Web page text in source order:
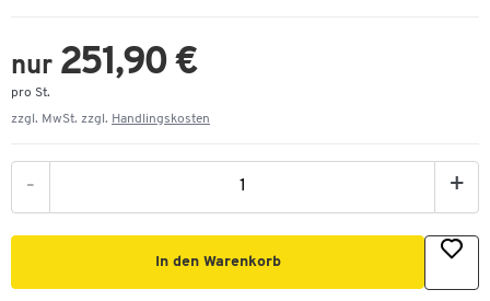
nur 251,90 €
pro St.
zzgl. MwSt. zzgl. Handlingskosten
- +
In den Warenkorb